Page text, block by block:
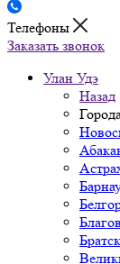
Телефоны
Заказать звонок
Улан Удэ
Назад
Братск